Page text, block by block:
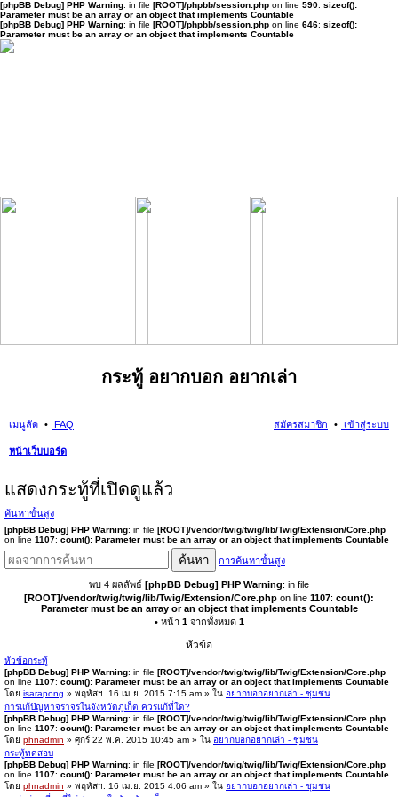
[phpBB Debug] PHP Warning: in file [ROOT]/phpbb/session.php on line 590: sizeof():
Parameter must be an array or an object that implements Countable
[phpBB Debug] PHP Warning: in file [ROOT]/phpbb/session.php on line 646: sizeof():
Parameter must be an array or an object that implements Countable
กระทู้ อยากบอก อยากเล่า
เมนูลัด FAQ เข้าสู่ระบบ
สมัครสมาชิก
หน้าเว็บบอร์ด
แสดงกระทู้ที่เปิดดูแล้ว
ค้นหาขั้นสูง
[phpBB Debug] PHP Warning: in file [ROOT]/vendor/twig/twig/lib/Twig/Extension/Core.php
on line 1107: count(): Parameter must be an array or an object that implements Countable
ค้นหา การค้นหาขั้นสูง
พบ 4 ผลลัพธ์ [phpBB Debug] PHP Warning: in file
[ROOT]/vendor/twig/twig/lib/Twig/Extension/Core.php on line 1107: count():
Parameter must be an array or an object that implements Countable
• หน้า 1จากทั้งหมด 1
หัวข้อ
หัวข้อกระทู้
[phpBB Debug] PHP Warning: in file [ROOT]/vendor/twig/twig/lib/Twig/Extension/Core.php
on line 1107: count(): Parameter must be an array or an object that implements Countable
โดย isarapong » พฤหัสฯ. 16 เม.ย. 2015 7:15 am » ใน อยากบอกอยากเล่า - ชุมชน
การแก้ปัญหาจราจรในจังหวัดภูเก็ต ควรแก้ที่ใด?
[phpBB Debug] PHP Warning: in file [ROOT]/vendor/twig/twig/lib/Twig/Extension/Core.php
on line 1107: count(): Parameter must be an array or an object that implements Countable
โดย phnadmin » ศุกร์ 22 พ.ค. 2015 10:45 am » ใน อยากบอกอยากเล่า - ชุมชน
กระทู้ทดสอบ
[phpBB Debug] PHP Warning: in file [ROOT]/vendor/twig/twig/lib/Twig/Extension/Core.php
on line 1107: count(): Parameter must be an array or an object that implements Countable
โดย phnadmin » พฤหัสฯ. 16 เม.ย. 2015 4:06 am » ใน อยากบอกอยากเล่า - ชุมชน